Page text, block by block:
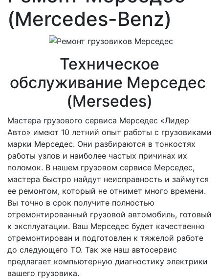
(Mercedes-Benz)
Техническое
обслуживание Мерседес
(Mersedes)
Мастера грузового сервиса Мерседес «Лидер
Авто» имеют 10 летний опыт работы с грузовиками
марки Мерседес. Они разбираются в тонкостях
работы узлов и наиболее частых причинах их
поломок. В нашем грузовом сервисе Мерседес,
мастера быстро найдут неисправность и займутся
ее ремонтом, который не отнимет много времени.
Вы точно в срок получите полностью
отремонтированный грузовой автомобиль, готовый
к эксплуатации. Ваш Мерседес будет качественно
отремонтирован и подготовлен к тяжелой работе
до следующего ТО. Так же наш автосервис
предлагает компьютерную диагностику электрики
вашего грузовика.